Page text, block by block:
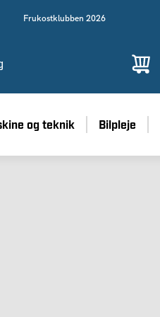
Frukostklubben 2026
og teknik Bilpleje